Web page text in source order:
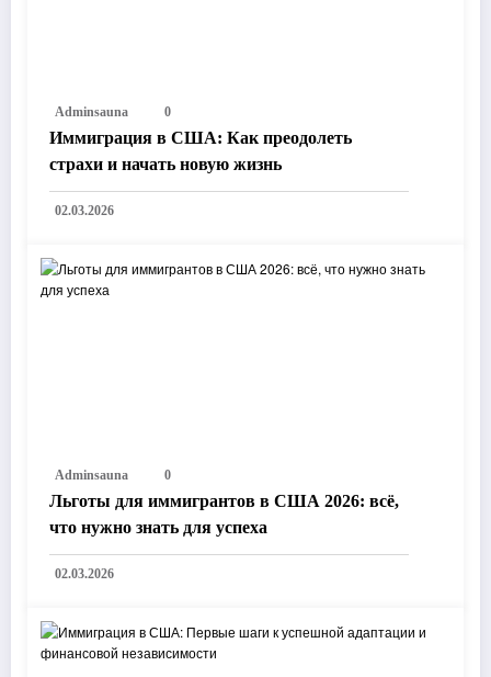
Adminsauna 0
Иммиграция в США: Как преодолеть
страхи и начать новую жизнь
02.03.2026
Adminsauna 0
Льготы для иммигрантов в США 2026: всё,
что нужно знать для успеха
02.03.2026